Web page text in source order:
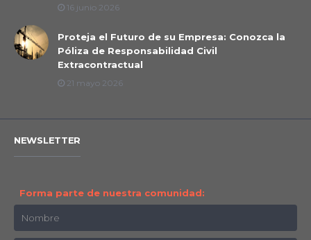
16 junio 2026
Proteja el Futuro de su Empresa: Conozca la
Póliza de Responsabilidad Civil
Extracontractual
21 mayo 2026
NEWSLETTER
Forma parte de nuestra comunidad: